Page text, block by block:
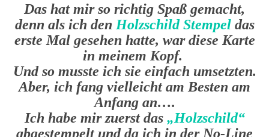
Das hat mir so richtig Spaß gemacht,
denn als ich den Holzschild Stempeldas
erste Mal gesehen hatte, war diese Karte
in meinem Kopf.
Und so musste ich sie einfach umsetzten.
Aber, ich fang vielleicht am Besten am
Anfang an….
Ich habe mir zuerst das„Holzschild“
abgestempelt und da ich in der No-Line